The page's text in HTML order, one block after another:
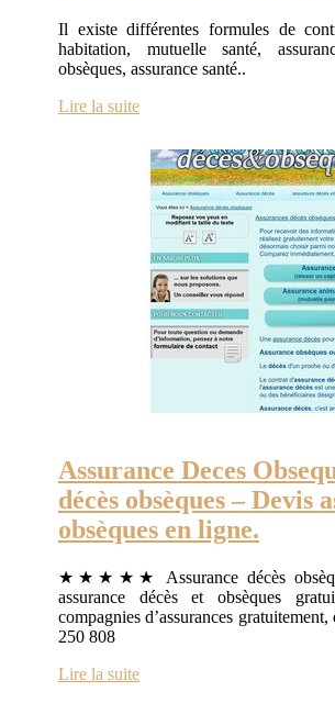
Il existe différentes formules de
habitation, mutuelle santé,
obsèques, assurance santé..
Lire la suite
Assurance Deces
décès obsèques – Devis
obsèques en ligne.
★★★★★ Assurance décès
assurance décès et obsèques
compagnies d’assurances
250 808
Lire la suite